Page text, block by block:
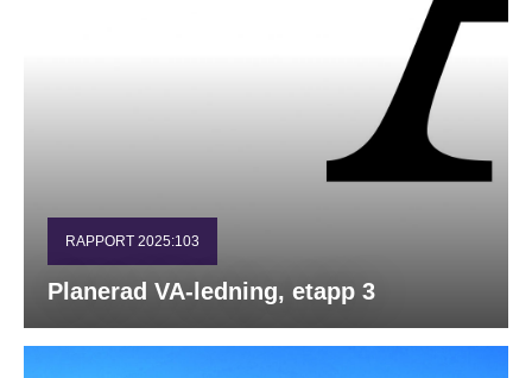
RAPPORT 2025:103
Planerad VA-ledning, etapp 3